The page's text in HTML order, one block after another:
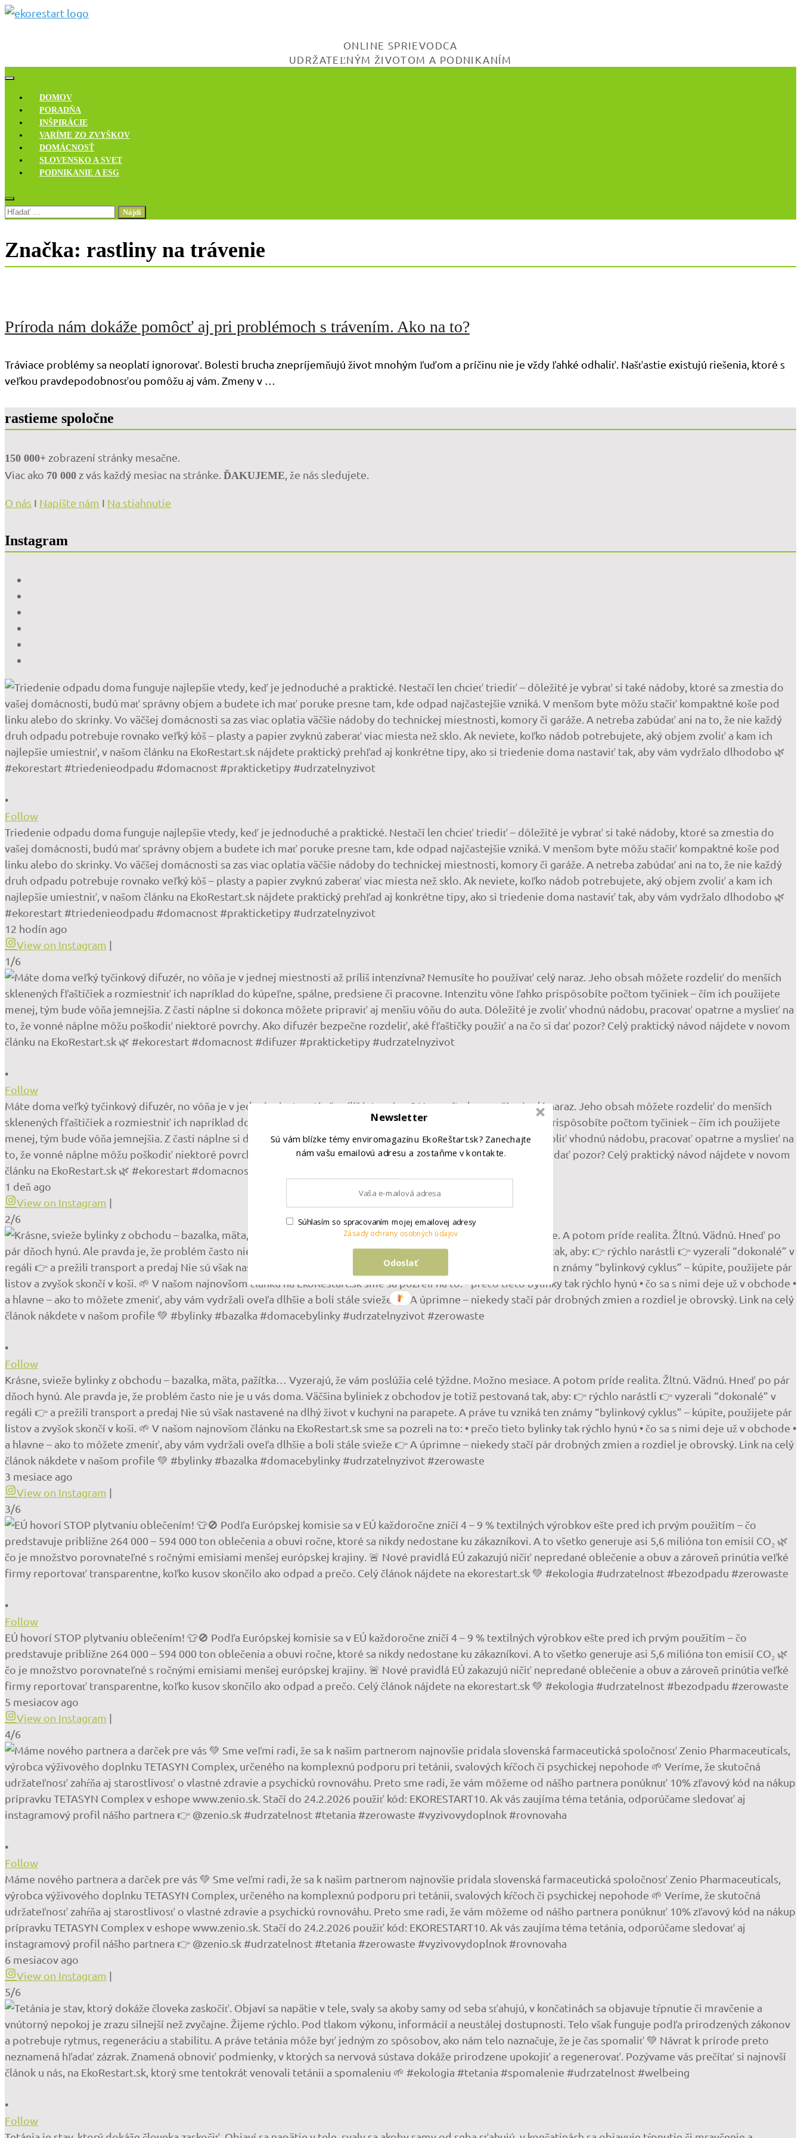
Skip
ONLINE SPRIEVODCA
UDRŽATEĽNÝM ŽIVOTOM A PODNIKANÍM
DOMOV
PORADŇA
INŠPIRÁCIE
VARÍME ZO ZVYŠKOV
DOMÁCNOSŤ
SLOVENSKO A SVET
PODNIKANIE A ESG
Hľadať:
Značka: rastliny na trávenie
Príroda nám dokáže pomôcť aj pri problémoch s trávením. Ako na to?
Tráviace problémy sa neoplatí ignorovať. Bolesti brucha znepríjemňujú život mnohým ľuďom a príčinu nie je vždy ľahké odhaliť. Našťastie existujú riešenia, ktoré s
veľkou pravdepodobnosťou pomôžu aj vám. Zmeny v …
rastieme spoločne
150 000+ zobrazení stránky mesačne.
Viac ako 70 000 z vás každý mesiac na stránke. ĎAKUJEME , že nás sledujete.
O nás I Napíšte nám I Na stiahnutie
Instagram
•
Follow
Triedenie odpadu doma funguje najlepšie vtedy, keď je jednoduché a praktické. Nestačí len chcieť triediť – dôležité je vybrať si také nádoby, ktoré sa zmestia do
vašej domácnosti, budú mať správny objem a budete ich mať poruke presne tam, kde odpad najčastejšie vzniká. V menšom byte môžu stačiť kompaktné koše pod
linku alebo do skrinky. Vo väčšej domácnosti sa zas viac oplatia väčšie nádoby do technickej miestnosti, komory či garáže. A netreba zabúdať ani na to, že nie každý
druh odpadu potrebuje rovnako veľký kôš – plasty a papier zvyknú zaberať viac miesta než sklo. Ak neviete, koľko nádob potrebujete, aký objem zvoliť a kam ich
najlepšie umiestniť, v našom článku na EkoRestart.sk nájdete praktický prehľad aj konkrétne tipy, ako si triedenie doma nastaviť tak, aby vám vydržalo dlhodobo 🌿
#ekorestart #triedenieodpadu #domacnost #prakticketipy #udrzatelnyzivot
12 hodín ago
View on Instagram |
1/6
•
Follow
Máte doma veľký tyčinkový difuzér, no vôňa je v jednej miestnosti až príliš intenzívna? Nemusíte ho používať celý naraz. Jeho obsah môžete rozdeliť do menších
sklenených fľaštičiek a rozmiestniť ich napríklad do kúpeľne, spálne, predsiene či pracovne. Intenzitu vône ľahko prispôsobíte počtom tyčiniek – čím ich použijete
menej, tým bude vôňa jemnejšia. Z časti náplne si dokonca môžete pripraviť aj menšiu vôňu do auta. Dôležité je zvoliť vhodnú nádobu, pracovať opatrne a myslieť na
to, že vonné náplne môžu poškodiť niektoré povrchy. Ako difuzér bezpečne rozdeliť, aké fľaštičky použiť a na čo si dať pozor? Celý praktický návod nájdete v novom
článku na EkoRestart.sk 🌿 #ekorestart #domacnost #difuzer #prakticketipy #udrzatelnyzivot
1 deň ago
View on Instagram |
2/6
•
Follow
Krásne, svieže bylinky z obchodu – bazalka, mäta, pažítka… Vyzerajú, že vám poslúžia celé týždne. Možno mesiace. A potom príde realita. Žltnú. Vädnú. Hneď po pár
dňoch hynú. Ale pravda je, že problém často nie je u vás doma. Väčšina byliniek z obchodov je totiž pestovaná tak, aby: 👉 rýchlo narástli 👉 vyzerali “dokonalé” v
regáli 👉 a prežili transport a predaj Nie sú však nastavené na dlhý život v kuchyni na parapete. A práve tu vzniká ten známy “bylinkový cyklus” – kúpite, použijete pár
listov a zvyšok skončí v koši. 🌱 V našom najnovšom článku na EkoRestart.sk sme sa pozreli na to: • prečo tieto bylinky tak rýchlo hynú • čo sa s nimi deje už v obchode •
a hlavne – ako to môžete zmeniť, aby vám vydržali oveľa dlhšie a boli stále svieže 👉 A úprimne – niekedy stačí pár drobných zmien a rozdiel je obrovský. Link na celý
článok nákdete v našom profile 💚 #bylinky #bazalka #domacebylinky #udrzatelnyzivot #zerowaste
3 mesiace ago
View on Instagram |
3/6
•
Follow
EÚ hovorí STOP plytvaniu oblečením! 👕🚫 Podľa Európskej komisie sa v EÚ každoročne zničí 4 – 9 % textilných výrobkov ešte pred ich prvým použitím – čo
predstavuje približne 264 000 – 594 000 ton oblečenia a obuvi ročne, ktoré sa nikdy nedostane ku zákazníkovi. A to všetko generuje asi 5,6 milióna ton emisií CO₂ 🌿
čo je množstvo porovnateľné s ročnými emisiami menšej európskej krajiny. 🚨 Nové pravidlá EÚ zakazujú ničiť nepredané oblečenie a obuv a zároveň prinútia veľké
firmy reportovať transparentne, koľko kusov skončilo ako odpad a prečo. Celý článok nájdete na ekorestart.sk 💚 #ekologia #udrzatelnost #bezodpadu #zerowaste
5 mesiacov ago
View on Instagram |
4/6
•
Follow
Máme nového partnera a darček pre vás 💚 Sme veľmi radi, že sa k našim partnerom najnovšie pridala slovenská farmaceutická spoločnosť Zenio Pharmaceuticals,
výrobca výživového doplnku TETASYN Complex, určeného na komplexnú podporu pri tetánii, svalových kŕčoch či psychickej nepohode 🌱 Veríme, že skutočná
udržateľnosť zahŕňa aj starostlivosť o vlastné zdravie a psychickú rovnováhu. Preto sme radi, že vám môžeme od nášho partnera ponúknuť 10% zľavový kód na nákup
prípravku TETASYN Complex v eshope www.zenio.sk. Stačí do 24.2.2026 použiť kód: EKORESTART10. Ak vás zaujíma téma tetánia, odporúčame sledovať aj
instagramový profil nášho partnera 👉 @zenio.sk #udrzatelnost #tetania #zerowaste #vyzivovydoplnok #rovnovaha
6 mesiacov ago
View on Instagram |
5/6
•
Follow
Newsletter
Sú vám blízke témy enviromagazínu EkoReštart.sk? Zanechajte
nám vašu emailovú adresu a zostaňme v kontakte.
Odoslať
Súhlasím so spracovaním mojej emailovej adresy
Zásady ochrany osobných údajov